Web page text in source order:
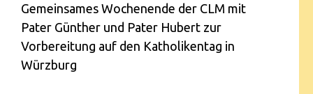
Gemeinsames Wochenende der CLM mit
Pater Günther und Pater Hubert zur
Vorbereitung auf den Katholikentag in
Würzburg